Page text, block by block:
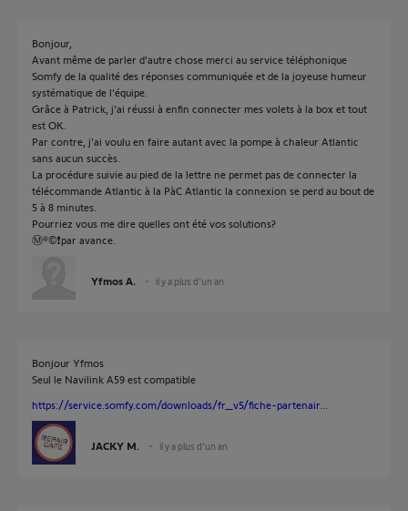
Bonjour,
Avant même de parler d'autre chose merci au service téléphonique
Somfy de la qualité des réponses communiquée et de la joyeuse humeur
systématique de l'équipe.
Grâce à Patrick, j'ai réussi à enfin connecter mes volets à la box et tout
est OK.
Par contre, j'ai voulu en faire autant avec la pompe à chaleur Atlantic
sans aucun succès.
La procédure suivie au pied de la lettre ne permet pas de connecter la
télécommande Atlantic à la PàC Atlantic la connexion se perd au bout de
5 à 8 minutes.
Pourriez vous me dire quelles ont été vos solutions?
Ⓜ®©❗par avance.
Yfmos A. il y a plus d'un an
Bonjour Yfmos
Seul le Navilink A59 est compatible
https://service.somfy.com/downloads/fr_v5/fiche-partenair...
JACKY M. il y a plus d'un an